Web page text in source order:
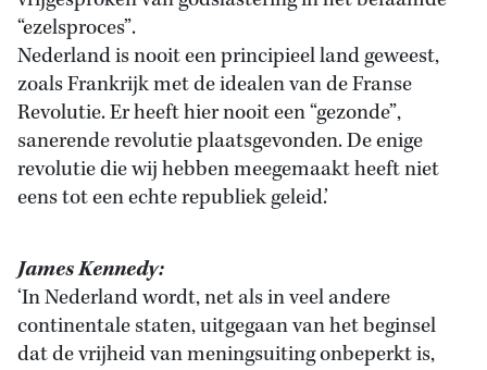
“ezelsproces”.
Nederland is nooit een principieel land geweest,
zoals Frankrijk met de idealen van de Franse
Revolutie. Er heeft hier nooit een “gezonde”,
sanerende revolutie plaatsgevonden. De enige
revolutie die wij hebben meegemaakt heeft niet
eens tot een echte republiek geleid.’
James Kennedy:
‘In Nederland wordt, net als in veel andere
continentale staten, uitgegaan van het beginsel
dat de vrijheid van meningsuiting onbeperkt is,